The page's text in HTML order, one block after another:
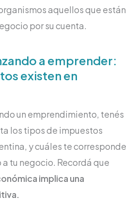
aquellos que están
por su cuenta.
a emprender:
existen en
un emprendimiento, tenés
los tipos de impuestos
y cuáles te corresponde
tu negocio. Recordá que
implica una